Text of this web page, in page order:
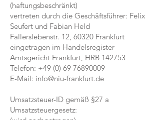
(haftungsbeschränkt)
vertreten durch die Geschäftsführer: Felix
Seufert und Fabian Held
Fallerslebenstr. 12, 60320 Frankfurt
eingetragen im Handelsregister
Amtsgericht Frankfurt, HRB 142753
Telefon: +49 (0) 69 76890009
E-Mail: info@niu-frankfurt.de
Umsatzsteuer-ID gemäß §27 a
Umsatzsteuergesetz: